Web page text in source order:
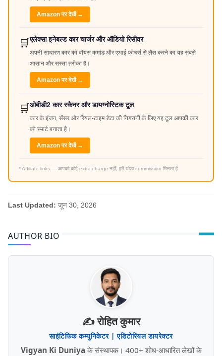
Amazon पर देखें →
🛒एलेक्सा इनेबल्ड कार चार्जर और ऑडियो रिसीवर
अपनी साधारण कार को वॉयस कमांड और एआई फीचर्स से लैस करने का यह सबसे
आसान और सस्ता तरीका है।
Amazon पर देखें →
🛒ओबीडी2 कार स्कैनर और डायग्नोस्टिक टूल
कार के इंजन, सेंसर और रियल-टाइम डेटा की निगरानी के लिए यह टूल आपकी कार
को स्मार्ट बनाता है।
Amazon पर देखें →
* Affiliate links — आपको कोई extra charge नहीं, हमें थोड़ा commission मिलता है
Last Updated: जून 30, 2026
AUTHOR BIO
✍️ रोहित कुमार
साइंटिफिक कम्युनिकेटर | एडिटोरियल डायरेक्टर
Vigyan Ki Duniya के संस्थापक। 400+ शोध-आधारित लेखों के